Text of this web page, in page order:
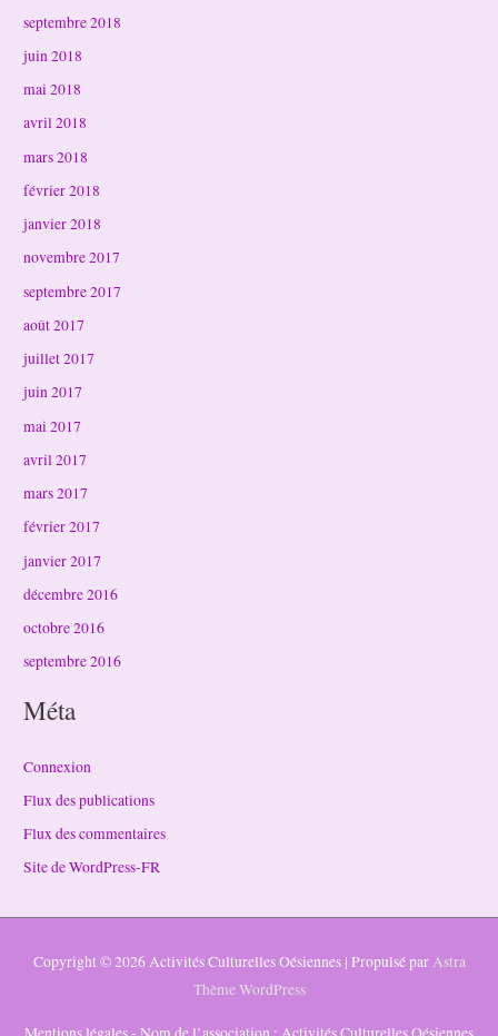
septembre 2018
juin 2018
mai 2018
avril 2018
mars 2018
février 2018
janvier 2018
novembre 2017
septembre 2017
août 2017
juillet 2017
juin 2017
mai 2017
avril 2017
mars 2017
février 2017
janvier 2017
décembre 2016
octobre 2016
septembre 2016
Méta
Connexion
Flux des publications
Flux des commentaires
Site de WordPress-FR
Copyright © 2026Activités Culturelles Oésiennes | Propulsé parAstra
Thème WordPress